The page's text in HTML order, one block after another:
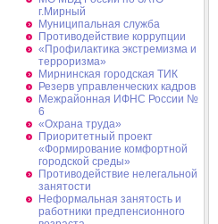
г.Мирный
Муниципальная cлужба
Противодействие коррупции
«Профилактика экстремизма и
терроризма»
Мирнинская городская ТИК
Резерв управленческих кадров
Межрайонная ИФНС России №
6
«Охрана труда»
Приоритетный проект
«Формирование комфортной
городской среды»
Противодействие нелегальной
занятости
Неформальная занятость и
работники предпенсионного